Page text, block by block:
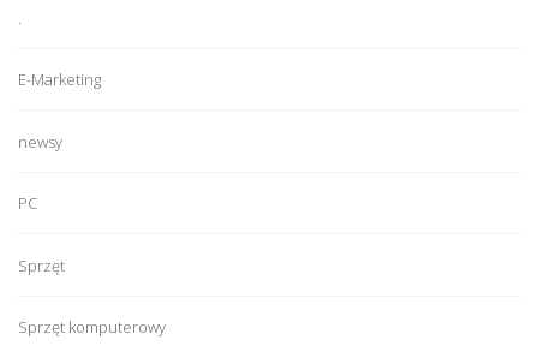
E-Marketing
newsy
PC
Sprzęt
Sprzęt komputerowy